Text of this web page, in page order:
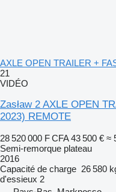
AXLE OPEN TRAILER +
21
VIDÉO
Zasław 2 AXLE OPEN
2023) REMOTE
28 520 000 F CFA 43 500 € ≈
Semi-remorque plateau
2016
Capacité de charge 26 580
d'essieux 2